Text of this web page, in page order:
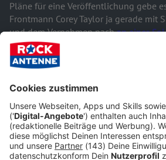
Pläne für eine Veröffentlichung gebe
Frontmann Corey Taylor ja gerade mit
und dem Vernehmen nach an einer
"Wir konzentrieren uns immer nur auf
Rand."Deswegen gibt es keinen festen
war schon immer so." Im Januar will er
beginnen, alte Demos oder alternative
Sour-Songs zu veröffentlichen. "Ich
cool", so der 45-Jährige. "Das wird